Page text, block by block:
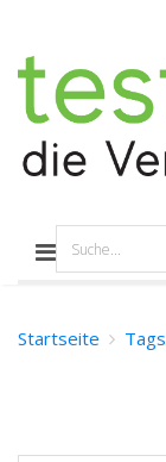
Startseite Tags